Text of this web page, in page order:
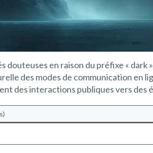
en raison du préfixe « dark
des modes de communication en
des interactions publiques vers des